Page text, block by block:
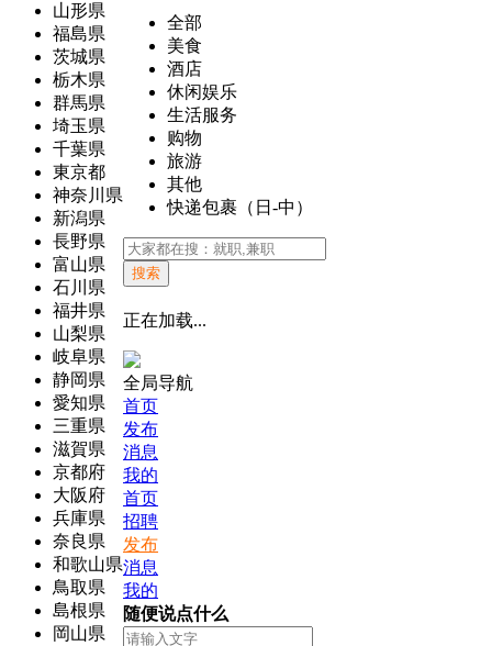
山形県
福島県
茨城県
栃木県
群馬県
埼玉県
千葉県
東京都
神奈川県
新潟県
長野県
富山県
石川県
福井県
山梨県
岐阜県
静岡県
愛知県
三重県
滋賀県
京都府
大阪府
兵庫県
奈良県
和歌山県
鳥取県
島根県
岡山県
全部
美食
酒店
休闲娱乐
生活服务
购物
旅游
其他
快递包裹（日-中）
搜索
正在加载...
全局导航
首页
发布
消息
我的
首页
招聘
发布
消息
我的
随便说点什么